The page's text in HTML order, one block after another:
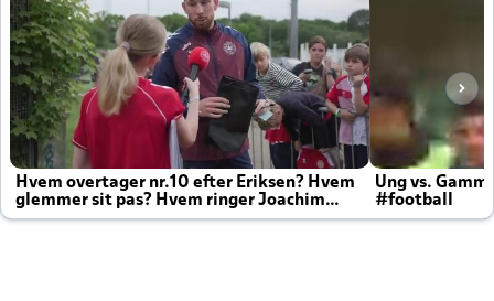
Hvem overtager nr.10 efter Eriksen? Hvem
glemmer sit pas? Hvem ringer Joachim
altid til efter kampe?
Ung vs.
#football